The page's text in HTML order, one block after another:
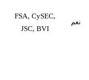
نعم
FSA, CySEC,
JSC, BVI